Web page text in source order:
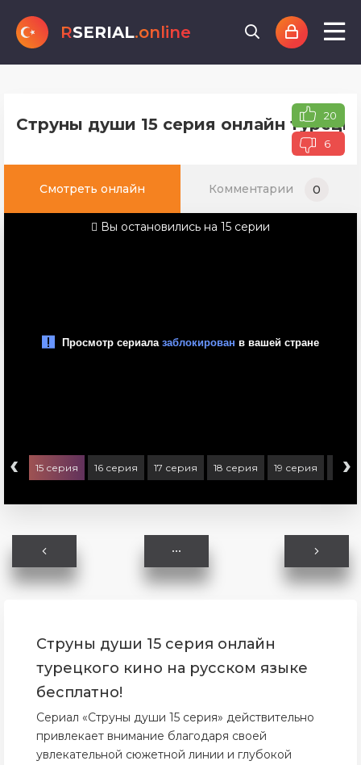
RSERIAL.online
Струны души 15 серия онлайн 20
6
Смотреть онлайн Комментарии 0
Вы остановились на 15 серии
‹ 15 серия 16 серия 17 серия 18 серия 19 серия 20
›
Струны души 15 серия онлайн
турецкого кино на русском языке
бесплатно!
Сериал «Струны души 15 серия» действительно
привлекает внимание благодаря своей
увлекательной сюжетной линии и глубокой